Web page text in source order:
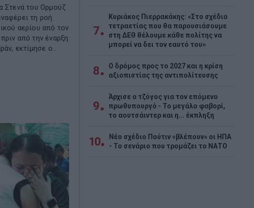
Στενά του Ορμούζ
τη ροή
αερίου από τον
από την έναρξη
εκτίμησε ο...
7
Κυριάκος Πιερρακάκης: «Στο σχέδιο
τετραετίας που θα παρουσιάσουμε
στη ΔΕΘ θέλουμε κάθε πολίτης να
μπορεί να δει τον εαυτό του»
8
Ο δρόμος προς το 2027 και η κρίση
αξιοπιστίας της αντιπολίτευσης
9
Άρχισε ο τζόγος για τον επόμενο
πρωθυπουργό - Το μεγάλο φαβορί,
το αουτσάιντερ και η... έκπληξη
10
Νέο σχέδιο Πούτιν «βλέπουν» οι ΗΠΑ
- Το σενάριο που τρομάζει το ΝΑΤΟ